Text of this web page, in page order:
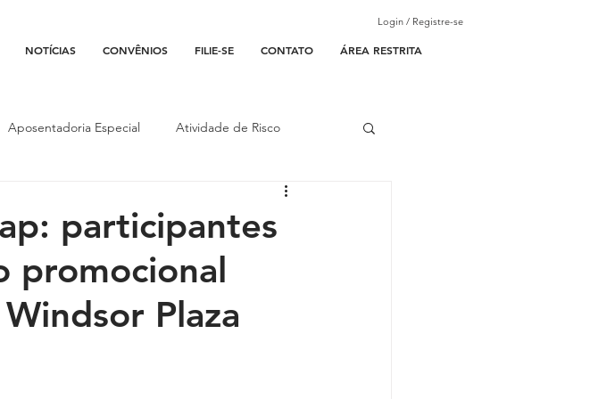
NOTÍCIAS CONVÊNIOS FILIE-SE CONTATO ÁREA RESTRITA
Login / Registre-se
Aposentadoria Especial Atividade de Risco
do Trabalho Justiça Federal
participantes
promocional
Plaza